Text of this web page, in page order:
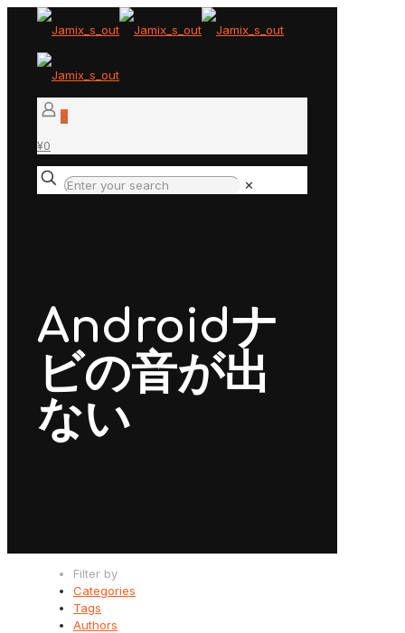
0
¥0
✕
Androidナ
ビの音が出
ない
Filter by
Categories
Tags
Authors